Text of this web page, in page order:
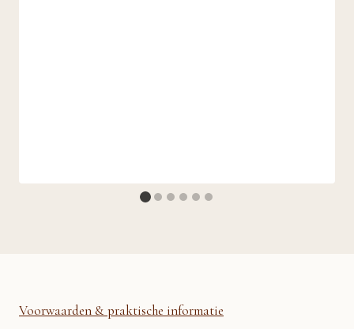
Voorwaarden & praktische informatie